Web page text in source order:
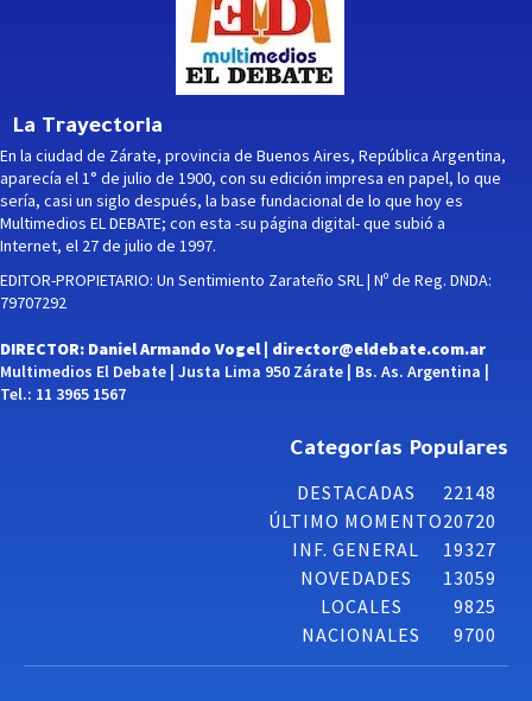
La Trayectoria
En la ciudad de Zárate, provincia de Buenos Aires, República Argentina,
aparecía el 1° de julio de 1900, con su edición impresa en papel, lo que
sería, casi un siglo después, la base fundacional de lo que hoy es
Multimedios EL DEBATE; con esta -su página digital- que subió a
Internet, el 27 de julio de 1997.
EDITOR-PROPIETARIO: Un Sentimiento Zarateño SRL | Nº de Reg. DNDA:
79707292
DIRECTOR: Daniel Armando Vogel | director@eldebate.com.ar
Multimedios El Debate | Justa Lima 950 Zárate | Bs. As. Argentina |
Tel.: 11 3965 1567
Categorías Populares
DESTACADAS
22148
ÚLTIMO MOMENTO20720
INF. GENERAL
19327
NOVEDADES
13059
LOCALES
9825
NACIONALES
9700